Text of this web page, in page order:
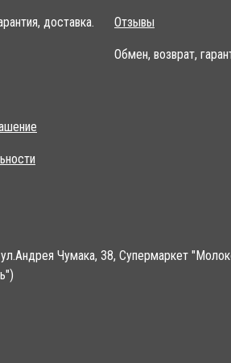
доставка. Отзывы
Обмен, возврат,
Чумака, 38, Супермаркет